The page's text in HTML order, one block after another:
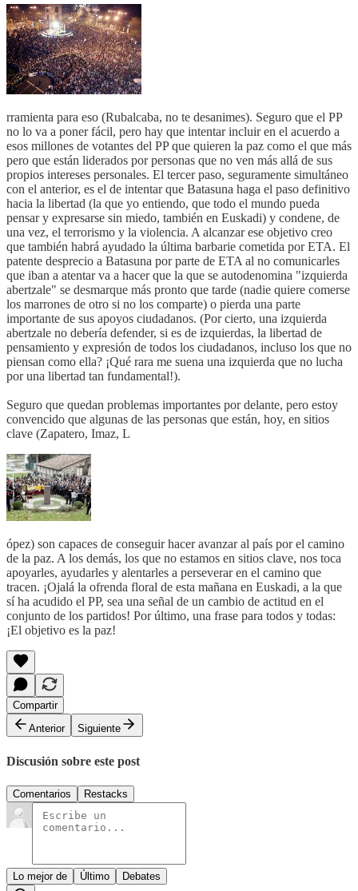
rramienta para eso (Rubalcaba, no te desanimes). Seguro que el PP
no lo va a poner fácil, pero hay que intentar incluir en el acuerdo a
esos millones de votantes del PP que quieren la paz como el que más
pero que están liderados por personas que no ven más allá de sus
propios intereses personales. El tercer paso, seguramente simultáneo
con el anterior, es el de intentar que Batasuna haga el paso definitivo
hacia la libertad (la que yo entiendo, que todo el mundo pueda
pensar y expresarse sin miedo, también en Euskadi) y condene, de
una vez, el terrorismo y la violencia. A alcanzar ese objetivo creo
que también habrá ayudado la última barbarie cometida por ETA. El
patente desprecio a Batasuna por parte de ETA al no comunicarles
que iban a atentar va a hacer que la que se autodenomina "izquierda
abertzale" se desmarque más pronto que tarde (nadie quiere comerse
los marrones de otro si no los comparte) o pierda una parte
importante de sus apoyos ciudadanos. (Por cierto, una izquierda
abertzale no debería defender, si es de izquierdas, la libertad de
pensamiento y expresión de todos los ciudadanos, incluso los que no
piensan como ella? ¡Qué rara me suena una izquierda que no lucha
por una libertad tan fundamental!).
Seguro que quedan problemas importantes por delante, pero estoy
convencido que algunas de las personas que están, hoy, en sitios
clave (Zapatero, Imaz, L
ópez) son capaces de conseguir hacer avanzar al país por el camino
de la paz. A los demás, los que no estamos en sitios clave, nos toca
apoyarles, ayudarles y alentarles a perseverar en el camino que
tracen. ¡Ojalá la ofrenda floral de esta mañana en Euskadi, a la que
sí ha acudido el PP, sea una señal de un cambio de actitud en el
conjunto de los partidos! Por último, una frase para todos y todas:
¡El objetivo es la paz!
Compartir
Anterior
Siguiente
Discusión sobre este post
Comentarios Restacks
Lo mejor de Último Debates